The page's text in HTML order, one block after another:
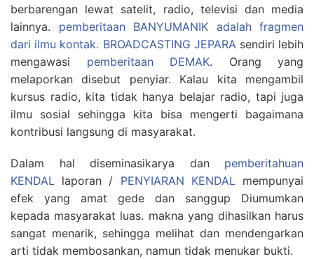
berbarengan lewat satelit, radio, televisi dan media
lainnya. pemberitaan BANYUMANIK adalah fragmen
dari ilmu kontak. BROADCASTING JEPARAsendiri lebih
mengawasi pemberitaan DEMAK. Orang yang
melaporkan disebut penyiar. Kalau kita mengambil
kursus radio, kita tidak hanya belajar radio, tapi juga
ilmu sosial sehingga kita bisa mengerti bagaimana
kontribusi langsung di masyarakat.
Dalam hal diseminasikarya dan pemberitahuan
KENDAL laporan / PENYIARAN KENDALmempunyai
efek yang amat gede dan sanggup Diumumkan
kepada masyarakat luas. makna yang dihasilkan harus
sangat menarik, sehingga melihat dan mendengarkan
arti tidak membosankan, namun tidak menukar bukti.